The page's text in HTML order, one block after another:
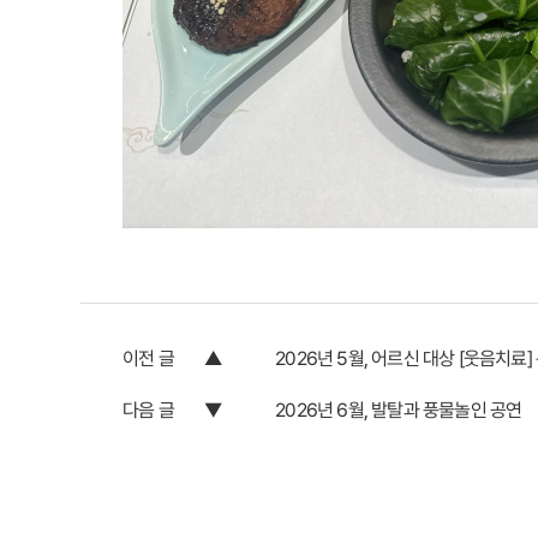
이전 글 2026년 5월, 어르신 대상 [웃음치료]
다음 글 2026년 6월, 발탈과 풍물놀인 공연